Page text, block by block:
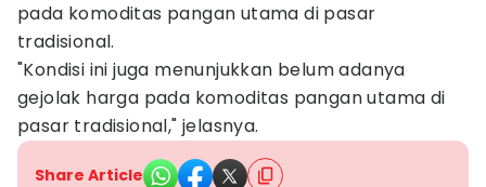
pada komoditas pangan utama di pasar
tradisional.
"Kondisi ini juga menunjukkan belum adanya
gejolak harga pada komoditas pangan utama di
pasar tradisional," jelasnya.
Share Article